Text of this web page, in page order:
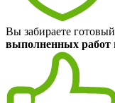
Вы забираете
выполненных работ